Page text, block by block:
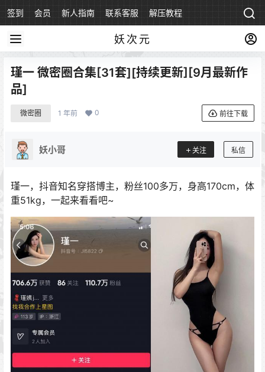
签到 会员 新人指南 联系客服 解压教程
妖次元
瑾一 微密圈合集[31套][持续更新][9月最新作
品]
微密圈 1 年前 0 前往下载
妖小哥 关注 私信
瑾一，抖音知名穿搭博主，粉丝100多万，身高170cm，体
重51kg，一起来看看吧~